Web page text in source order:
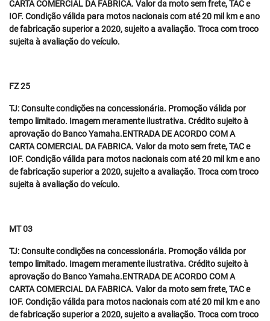
CARTA COMERCIAL DA FABRICA. Valor da moto sem frete, TAC e
IOF. Condição válida para motos nacionais com até 20 mil km e ano
de fabricação superior a 2020, sujeito a avaliação. Troca com troco
sujeita à avaliação do veículo.
FZ 25
TJ: Consulte condições na concessionária. Promoção válida por
tempo limitado. Imagem meramente ilustrativa. Crédito sujeito à
aprovação do Banco Yamaha.ENTRADA DE ACORDO COM A
CARTA COMERCIAL DA FABRICA. Valor da moto sem frete, TAC e
IOF. Condição válida para motos nacionais com até 20 mil km e ano
de fabricação superior a 2020, sujeito a avaliação. Troca com troco
sujeita à avaliação do veículo.
MT 03
TJ: Consulte condições na concessionária. Promoção válida por
tempo limitado. Imagem meramente ilustrativa. Crédito sujeito à
aprovação do Banco Yamaha.ENTRADA DE ACORDO COM A
CARTA COMERCIAL DA FABRICA. Valor da moto sem frete, TAC e
IOF. Condição válida para motos nacionais com até 20 mil km e ano
de fabricação superior a 2020, sujeito a avaliação. Troca com troco